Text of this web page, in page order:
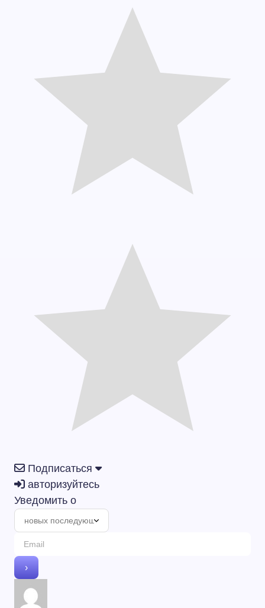
Подписаться
авторизуйтесь
Уведомить о